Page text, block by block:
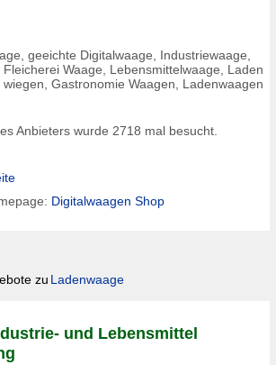
geeichte Digitalwaage, Industriewaage,
Fleicherei Waage, Lebensmittelwaage, Laden
Gastronomie Waagen, Ladenwaagen
Anbieters wurde 2718 mal besucht.
Digitalwaagen Shop
zuLadenwaage
und Lebensmittel